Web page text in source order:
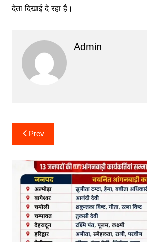
देता दिखाई दे रहा है।
Admin
Post
navigation
Prev